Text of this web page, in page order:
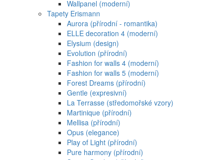
Wallpanel (moderní)
Tapety Erismann
Aurora (přírodní - romantika)
ELLE decoration 4 (moderní)
Elysium (design)
Evolution (přírodní)
Fashion for walls 4 (moderní)
Fashion for walls 5 (moderní)
Forest Dreams (přírodní)
Gentle (expresivní)
La Terrasse (středomořské vzory)
Martinique (přírodní)
Mellisa (přírodní)
Opus (elegance)
Play of Light (přírodní)
Pure harmony (přírodní)